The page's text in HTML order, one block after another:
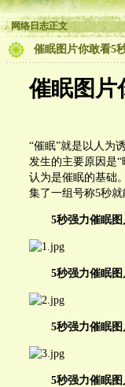
网络日志正文
催眠图片你敢看5
催眠图片
“催眠”就是以人为
发生的主要原因是
认为是催眠的基础
集了一组号称5秒
5秒强力催眠图
5秒强力催眠图
5秒强力催眠图
5秒强力催眠图